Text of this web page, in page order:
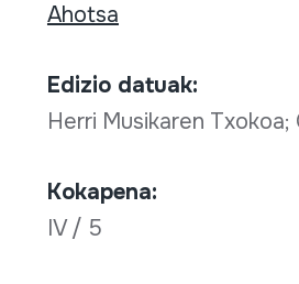
Ahotsa
Edizio datuak:
Herri Musikaren Txokoa;
Kokapena:
IV / 5